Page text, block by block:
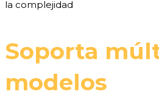
la complejidad
Soporta
modelos